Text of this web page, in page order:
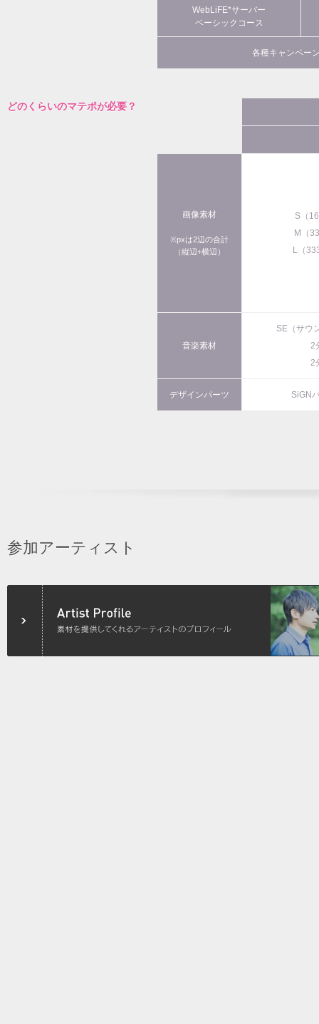
WebLiFE*サーバー
ベーシックコース
各種キャンペー
どのくらいのマテポが必要？
画像素材
※pxは2辺の合計
（縦辺+横辺）
S（
M（
L（
音楽素材
SE（サウ
2
2
デザインパーツ SiGN
参加アーティスト